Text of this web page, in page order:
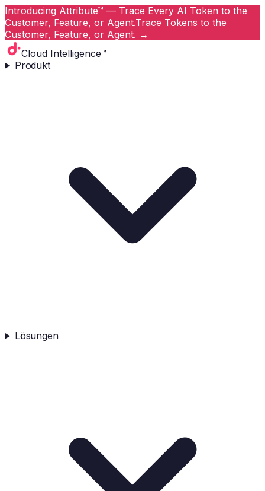
Introducing Attribute™ — Trace Every AI Token to the
Customer, Feature, or Agent.Trace Tokens to the
Customer, Feature, or Agent. →
Cloud Intelligence™
Produkt
Lösungen